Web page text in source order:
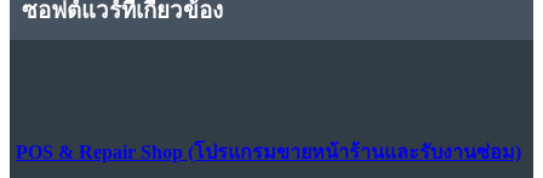
ซอฟต์แวร์ที่เกี่ยวข้อง
POS & Repair Shop (โปรแกรมขายหน้าร้านและรับงานซ่อม)